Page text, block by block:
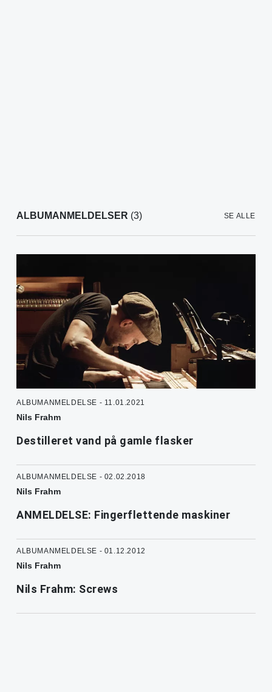
ALBUMANMELDELSER (3) SE ALLE
ALBUMANMELDELSE - 11.01.2021
Nils Frahm
Destilleret vand på gamle flasker
ALBUMANMELDELSE - 02.02.2018
Nils Frahm
ANMELDELSE: Fingerflettende maskiner
ALBUMANMELDELSE - 01.12.2012
Nils Frahm
Nils Frahm: Screws